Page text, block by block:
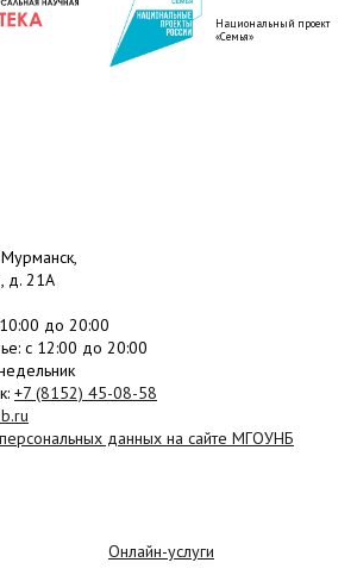
Национальный проект
«Семья»
д. 21А
до 20:00
: c 12:00 до 20:00
+7 (8152) 45-08-58
данных на сайте МГОУНБ
Онлайн-услуги